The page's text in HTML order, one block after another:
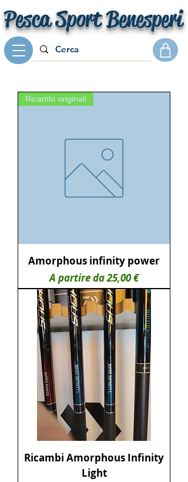
Pesca Sport Benesperi
Ricambi originali
Amorphous infinity power
A partire da25,00 €
Prezzo scontato
Ricambi Amorphous Infinity
Light